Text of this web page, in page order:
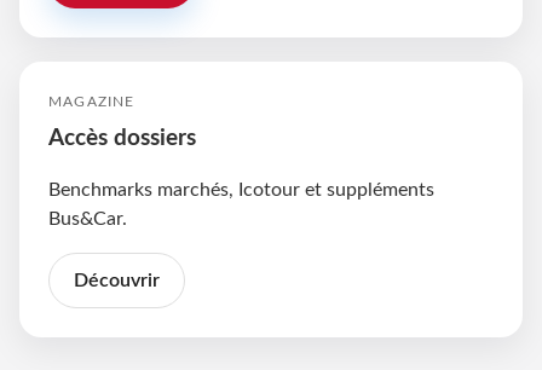
MAGAZINE
Accès dossiers
Benchmarks marchés, Icotour et suppléments
Bus&Car.
Découvrir